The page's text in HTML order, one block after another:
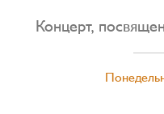
Концерт,